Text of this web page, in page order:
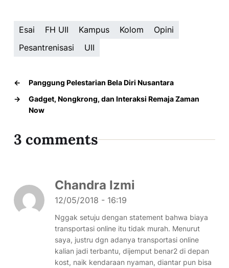
Esai FH UII Kampus Kolom
Opini
Pesantrenisasi
UII
←
Panggung Pelestarian Bela Diri Nusantara
→
Gadget, Nongkrong, dan Interaksi Remaja Zaman
Now
3 comments
Chandra Izmi
12/05/2018 - 16:19
Nggak setuju dengan statement bahwa biaya
transportasi online itu tidak murah. Menurut
saya, justru dgn adanya transportasi online
kalian jadi terbantu, dijemput benar2 di depan
kost, naik kendaraan nyaman, diantar pun bisa